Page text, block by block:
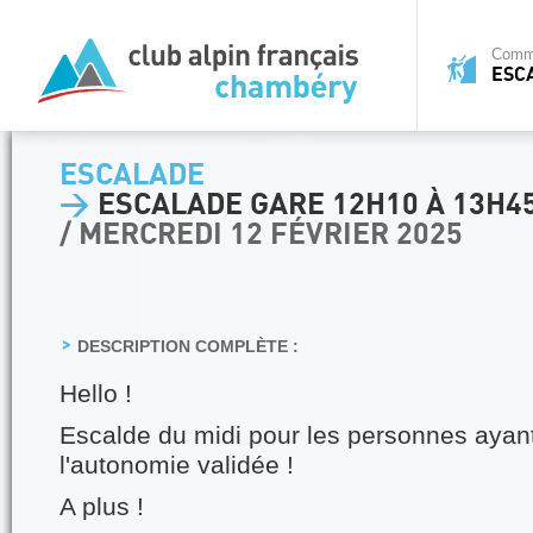
ESCALADE
> ESCALADE GARE 12H10 À
/ MERCREDI 12 FÉVRIER 2025
DESCRIPTION COMPLÈTE :
Hello !
Escalde du midi pour les personnes
l'autonomie validée !
A plus !